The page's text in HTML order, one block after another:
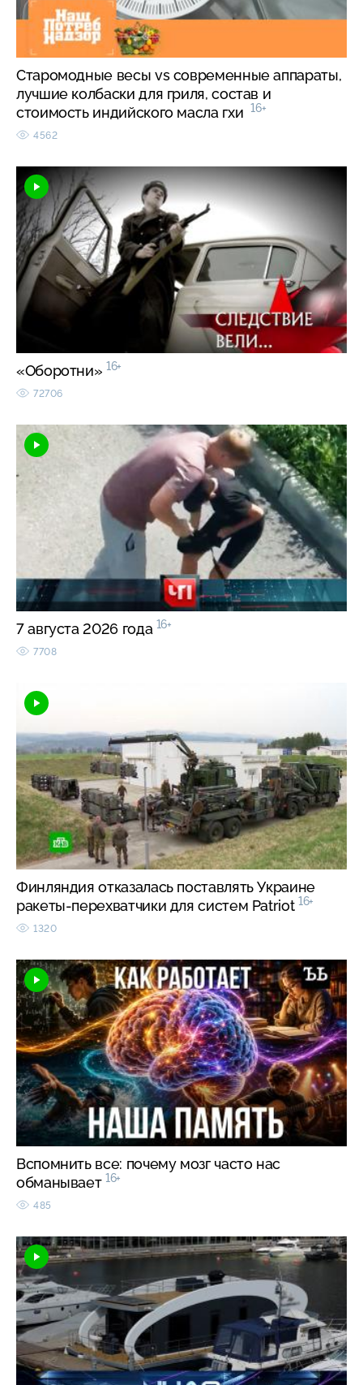
Старомодные весы vs современные аппараты,
лучшие колбаски для гриля, состав и
стоимость индийского масла гхи 16+
4562
«Оборотни» 16+
72706
7 августа 2026 года 16+
7708
Финляндия отказалась поставлять Украине
ракеты-перехватчики для систем Patriot 16+
1320
Вспомнить все: почему мозг часто нас
обманывает 16+
485